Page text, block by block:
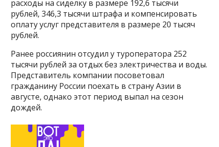
расходы на сиделку в размере 192,6 тысячи
рублей, 346,3 тысячи штрафа и компенсировать
оплату услуг представителя в размере 20 тысяч
рублей.
Ранее россиянин отсудил у туроператора 252
тысячи рублей за отдых без электричества и воды.
Представитель компании посоветовал
гражданину России поехать в страну Азии в
августе, однако этот период выпал на сезон
дождей.